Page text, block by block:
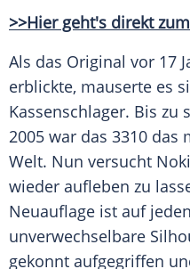
>>Hier geht's direkt zum
Als das Original vor 17
erblickte, mauserte es
Kassenschlager. Bis zu
2005 war das 3310 das
Welt. Nun versucht
wieder aufleben zu
Neuauflage ist auf
unverwechselbare
gekonnt aufgegriffen